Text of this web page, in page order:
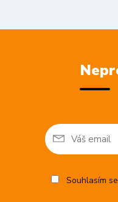
Souhlasím se